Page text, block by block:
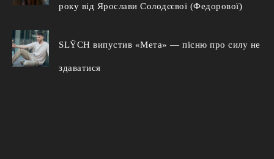
року від Ярослави Солодєєвої (Федорової)
SLŸCH випустив «Мета» — пісню про силу не
здаватися